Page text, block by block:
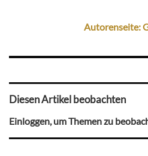
Autorenseite:
Diesen Artikel beobachten
Einloggen, um Themen zu